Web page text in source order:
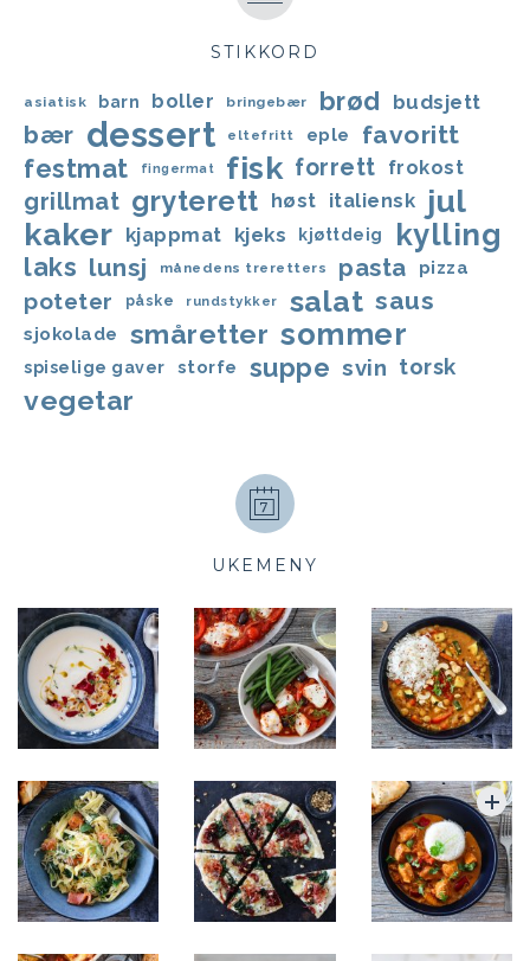
STIKKORD
asiatisk barn boller bringebær brød budsjett
bær dessert eltefritt eple favoritt
festmat fingermat fisk forrett frokost
grillmat gryterett høst italiensk
jul
kaker kjappmat kjeks kjøttdeig kylling
laks lunsj månedens treretters pasta pizza
poteter påske rundstykker salat saus
sjokolade småretter sommer
spiselige gaver storfe suppe svin torsk
vegetar
UKEMENY